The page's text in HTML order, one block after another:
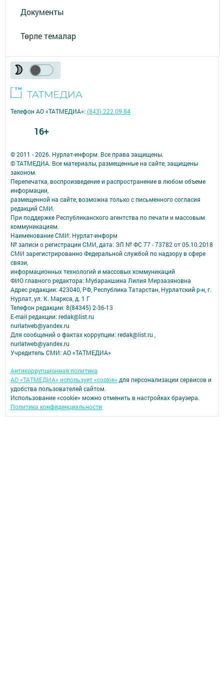
Документы
Төрле темалар
© 2011 - 2026. Нурлат-⁠информ. Все права защищены.
© ТАТМЕДИА. Все материалы, размещенные на сайте, защищены
законом.
Перепечатка, воспроизведение и распространение в любом объеме
информации,
размещенной на сайте, возможна только с письменного согласия
редакций СМИ.
При поддержке Республиканского агентства по печати и массовым
коммуникациям.
Наименование СМИ: Нурлат-⁠информ
№ записи о регистрации СМИ, дата: ЭЛ № ФС 77 -⁠ 73782 от 05.10.2018
СМИ зарегистрированно Федеральной службой по надзору в сфере
связи,
информационных технологий и массовых коммуникаций
ФИО главного редактора: Мубаракшина Лилия Мирзазяновна
Адрес редакции: 423040, РФ, Республика Татарстан, Нурлатский р-н, г.
Нурлат, ул. К. Маркса, д. 1 Г
Телефон редакции: 8(84345) 2-36-13
E-mail редакции: redak@list.ru
nurlatweb@yandex.ru
Для сообщений о фактах коррупции: redak@list.ru ,
nurlatweb@yandex.ru
Учредитель СМИ: АО «ТАТМЕДИА»
Антикоррупционная политика
АО «ТАТМЕДИА» использует «cookie» для персонализации сервисов и
удобства пользователей сайтом.
Использование «cookie» можно отменить в настройках браузера.
Политика конфиденциальности
Телефон АО «ТАТМЕДИА»:(843) 222 09 84
16+